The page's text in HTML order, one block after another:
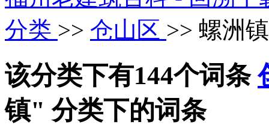
分类 >> 仓山区 >> 螺洲镇
该分类下有144个词条
镇" 分类下的词条